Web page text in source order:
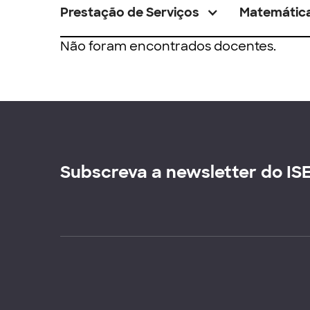
Prestação de Serviços
Não foram encontrados docentes.
Subscreva a newsletter do